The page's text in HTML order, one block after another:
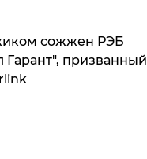
сожжен РЭБ
Гарант", призванный